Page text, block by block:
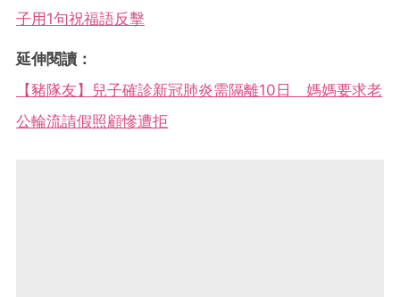
子用1句祝福語反擊
延伸閱讀：
【豬隊友】兒子確診新冠肺炎需隔離10日 媽媽要求老
公輪流請假照顧慘遭拒